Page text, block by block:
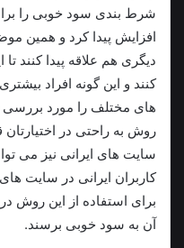
شرط بندی سود خوبی را
افزایش پیدا کرد و همین
دیگری هم علاقه پیدا کنند
کنند و این گونه افراد
های مختلف را مورد بررسی
روش به راحتی در
سایت های ایرانی نیز می
کاربران ایرانی در سایت
برای استفاده از این روش در
آن به سود خوبی برسند.